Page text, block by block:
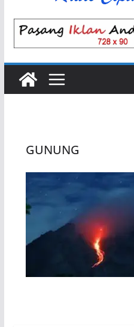
GUNUNG